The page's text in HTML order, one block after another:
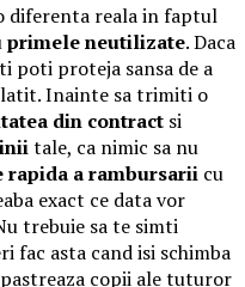
diferenta reala in faptul
primele neutilizate. Daca
poti proteja sansa de a
Inainte sa trimiti o
din contract si
tale, ca nimic sa nu
rapida a rambursarii cu
exact ce data vor
trebuie sa te simti
fac asta cand isi schimba
copii ale tuturor